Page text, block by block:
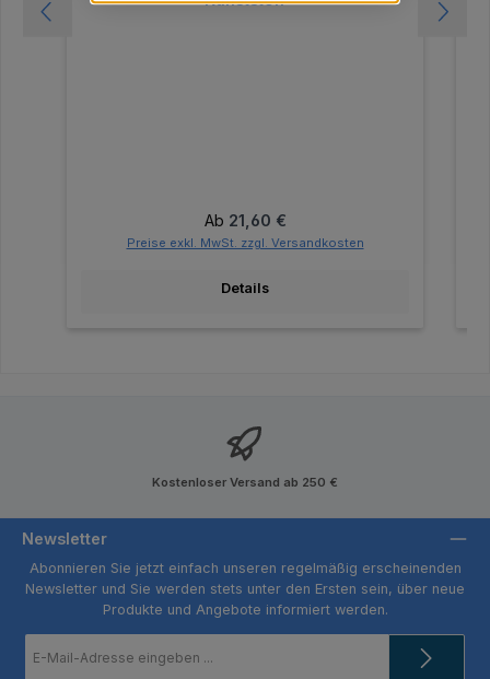
Regulärer Preis:
Ab 21,60 €
Preise exkl. MwSt. zzgl. Versandkosten
Details
Kostenloser Versand ab 250 €
Newsletter
Abonnieren Sie jetzt einfach unseren regelmäßig erscheinenden
Newsletter und Sie werden stets unter den Ersten sein, über neue
Produkte und Angebote informiert werden.
Mail-